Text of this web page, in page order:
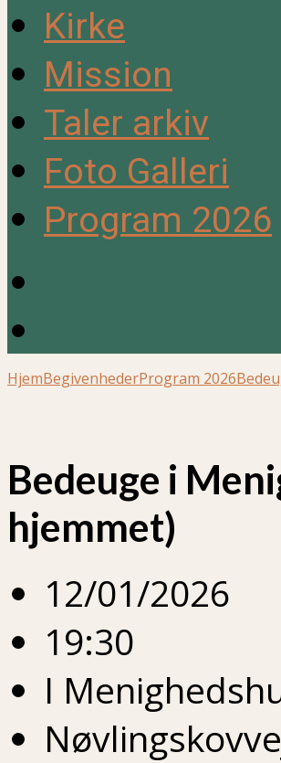
Kirke
Mission
Taler arkiv
Foto Galleri
Program 2026
HjemBegivenhederProgram 2026
Bedeuge i
hjemmet)
12/01/2026
19:30
I